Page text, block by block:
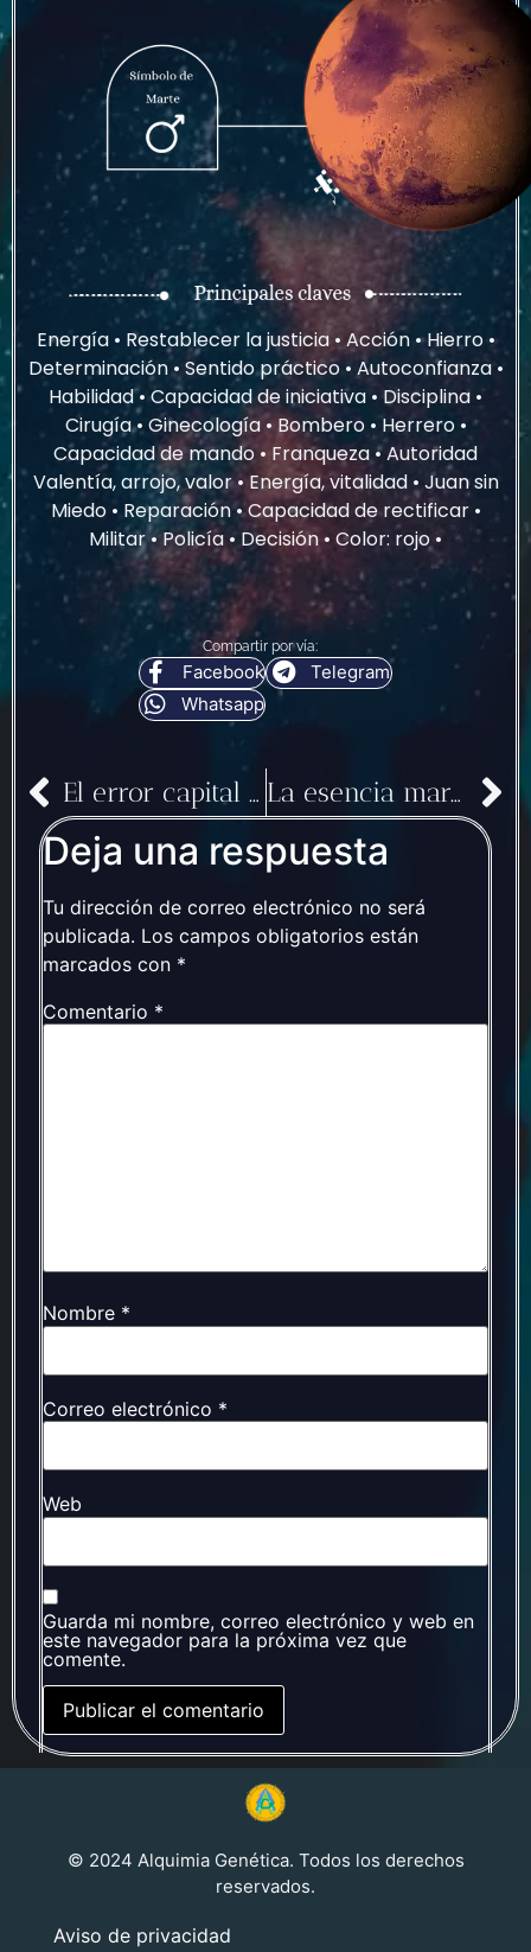
Energía • Restablecer la justicia • Acción • Hierro •
Determinación • Sentido práctico • Autoconfianza •
Habilidad • Capacidad de iniciativa • Disciplina •
Cirugía • Ginecología • Bombero • Herrero •
Capacidad de mando • Franqueza • Autoridad
Valentía, arrojo, valor • Energía, vitalidad • Juan sin
Miedo • Reparación • Capacidad de rectificar •
Militar • Policía • Decisión • Color: rojo •
Compartir por vía:
Facebook
Telegram
Whatsapp
El error capital de Venus: La Lujuria La esencia marciana
Deja una respuesta
Tu dirección de correo electrónico no será
publicada. Los campos obligatorios están
marcados con *
Comentario *
Nombre *
Correo electrónico *
Web
Guarda mi nombre, correo electrónico y web en
este navegador para la próxima vez que
comente.
© 2024 Alquimia Genética. Todos los derechos
reservados.
Aviso de privacidad